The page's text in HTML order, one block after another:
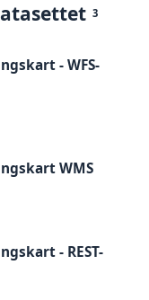
3
- WFS-
WMS
- REST-